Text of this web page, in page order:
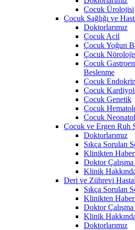
Çocuk Ürolojisi
Çocuk Sağlığı ve
Doktorlarımız
Çocuk Acil
Çocuk Yoğun
Çocuk
Çocuk
Beslenme
Çocuk
Çocuk
Çocuk Genetik
Çocuk
Çocuk
Çocuk ve Ergen Ruh
Doktorlarımız
Sıkça Sorulan
Klinikten
Doktor Çalışma
Klinik
Deri ve Zührevi
Sıkça Sorulan
Klinikten
Doktor Çalışma
Klinik
Doktorlarımız